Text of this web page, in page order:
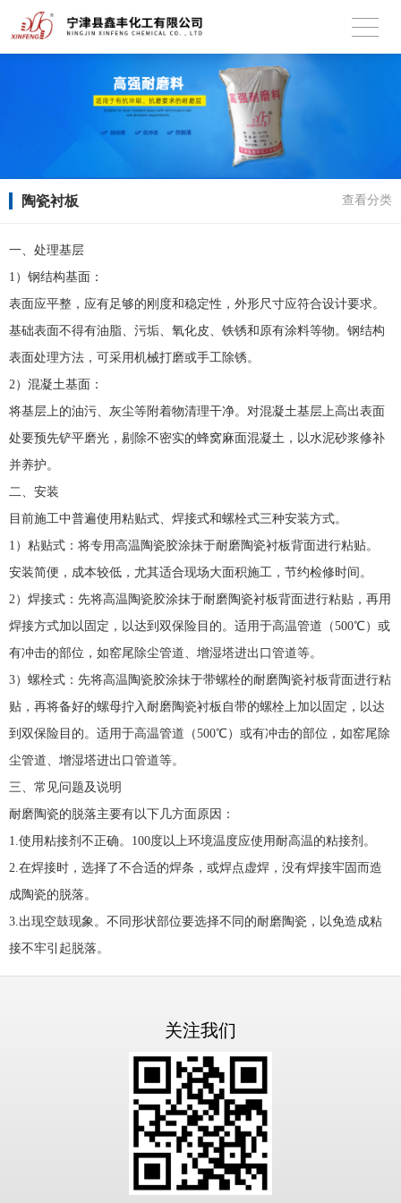
陶瓷衬板 查看分类
一、处理基层
1 ）钢结构基面：
表面应平整，应有足够的刚度和稳定性，外形尺寸应符合设计要求。
基础表面不得有油脂、污垢、氧化皮、铁锈和原有涂料等物。钢结构
表面处理方法，可采用机械打磨或手工除锈。
2）混凝土基面：
将基层上的油污、灰尘等附着物清理干净。对混凝土基层上高出表面
处要预先铲平磨光，剔除不密实的蜂窝麻面混凝土，以水泥砂浆修补
并养护。
二、安装
目前施工中普遍使用粘贴式、焊接式和螺栓式三种安装方式。
1 ）粘贴式：将专用高温陶瓷胶涂抹于耐磨陶瓷衬板背面进行粘贴。
安装简便，成本较低，尤其适合现场大面积施工，节约检修时间。
2）焊接式：先将高温陶瓷胶涂抹于耐磨陶瓷衬板背面进行粘贴，再用
焊接方式加以固定，以达到双保险目的。适用于高温管道（500℃）或
有冲击的部位，如窑尾除尘管道、增湿塔进出口管道等。
3）螺栓式：先将高温陶瓷胶涂抹于带螺栓的耐磨陶瓷衬板背面进行粘
贴，再将备好的螺母拧入耐磨陶瓷衬板自带的螺栓上加以固定，以达
到双保险目的。适用于高温管道（500℃）或有冲击的部位，如窑尾除
尘管道、增湿塔进出口管道等。
三、常见问题及说明
耐磨陶瓷的脱落主要有以下几方面原因：
1.使用粘接剂不正确。 100度以上环境温度应使用耐高温的粘接剂。
2.在焊接时，选择了不合适的焊条，或焊点虚焊，没有焊接牢固而造
成陶瓷的脱落。
3.出现空鼓现象。不同形状部位要选择不同的耐磨陶瓷，以免造成粘
接不牢引起脱落。
关注我们